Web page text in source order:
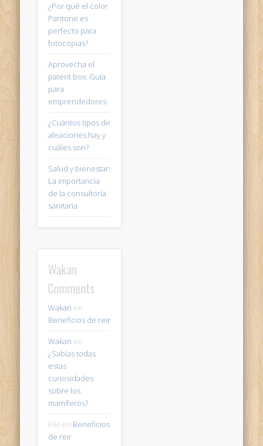
¿Por qué el color
Pantone es
perfecto para
fotocopias?
Aprovecha el
patent box: Guía
para
emprendedores
¿Cuántos tipos de
aleaciones hay y
cuáles son?
Salud y bienestar:
La importancia
de la consultoría
sanitaria
Wakan
Comments
Wakan en
Beneficios de reir
Wakan en
¿Sabías todas
estas
curiosidades
sobre los
mamíferos?
Riki en Beneficios
de reir